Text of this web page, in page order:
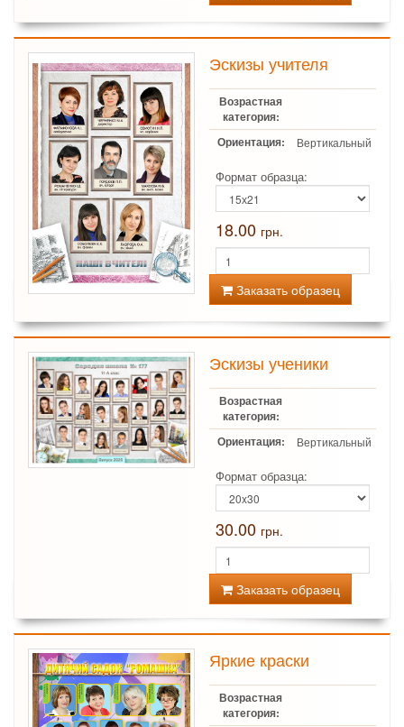
Эскизы учителя
Возрастная
категория:
Ориентация:
Вертикальный
Формат образца:
18.00 грн.
Заказать образец
Эскизы ученики
Возрастная
категория:
Ориентация:
Вертикальный
Формат образца:
30.00 грн.
Заказать образец
Яркие краски
Возрастная
категория: